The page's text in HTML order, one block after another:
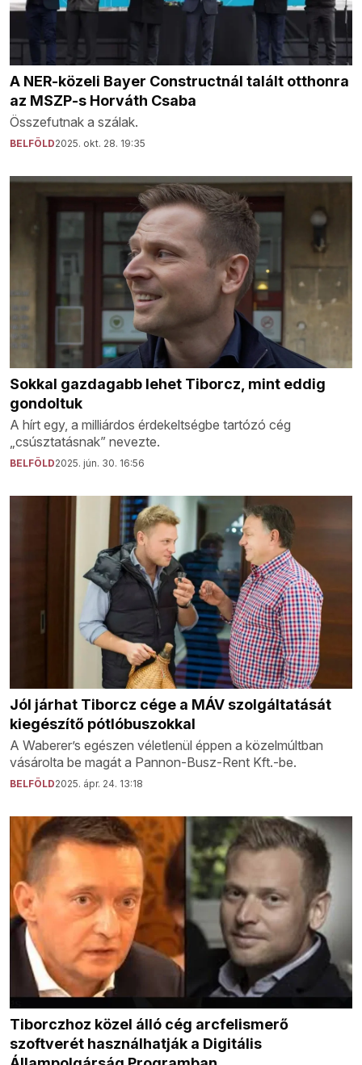
A NER-közeli Bayer Constructnál talált otthonra
az MSZP-s Horváth Csaba
Összefutnak a szálak.
BELFÖLD2025. okt. 28. 19:35
Sokkal gazdagabb lehet Tiborcz, mint eddig
gondoltuk
A hírt egy, a milliárdos érdekeltségbe tartózó cég
„csúsztatásnak” nevezte.
BELFÖLD2025. jún. 30. 16:56
Jól járhat Tiborcz cége a MÁV szolgáltatását
kiegészítő pótlóbuszokkal
A Waberer’s egészen véletlenül éppen a közelmúltban
vásárolta be magát a Pannon-Busz-Rent Kft.-be.
BELFÖLD2025. ápr. 24. 13:18
Tiborczhoz közel álló cég arcfelismerő
szoftverét használhatják a Digitális